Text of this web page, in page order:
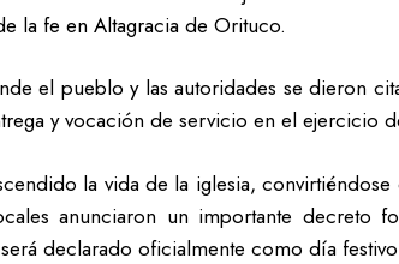
la fe en Altagracia de Orituco.
el pueblo y las autoridades se dieron
y vocación de servicio en el ejercicio
la vida de la iglesia,
anunciaron un importante decreto
declarado oficialmente como día